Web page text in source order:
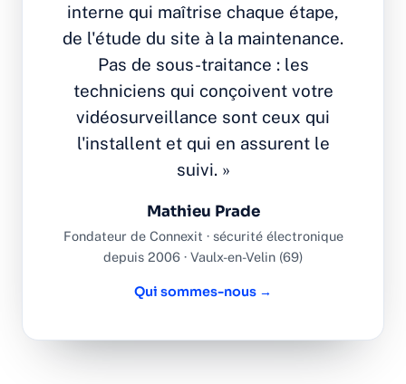
interne qui maîtrise chaque étape,
de l'étude du site à la maintenance.
Pas de sous-traitance : les
techniciens qui conçoivent votre
vidéosurveillance sont ceux qui
l'installent et qui en assurent le
suivi. »
Mathieu Prade
Fondateur de Connexit · sécurité électronique
depuis 2006 · Vaulx-en-Velin (69)
Qui sommes-nous →